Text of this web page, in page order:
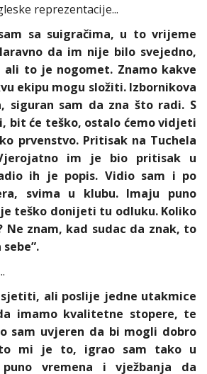
reprezentacije...
sa suigračima, u to vrijeme
da im nije bilo svejedno,
to je nogomet. Znamo kakve
ekipu mogu složiti. Izbornikova
siguran sam da zna što radi. S
bit će teško, ostalo ćemo vidjeti
prvenstvo. Pritisak na Tuchela
im je bio pritisak u
ih je popis. Vidio sam i po
svima u klubu. Imaju puno
teško donijeti tu odluku. Koliko
Ne znam, kad sudac da znak, to
sjetiti, ali poslije jedne utakmice
imamo kvalitetne stopere, te
sam uvjeren da bi mogli dobro
mi je to, igrao sam tako u
vremena i vježbanja da